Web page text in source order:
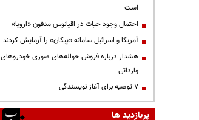
است
احتمال وجود حیات در اقیانوس مدفون «اروپا»
آمریکا و اسرائیل سامانه «پیکان» را آزمایش کردند
هشدار درباره فروش حواله‌های صوری خودروهای
وارداتی
۷ توصیه برای آغاز نویسندگی
پربازدید ها